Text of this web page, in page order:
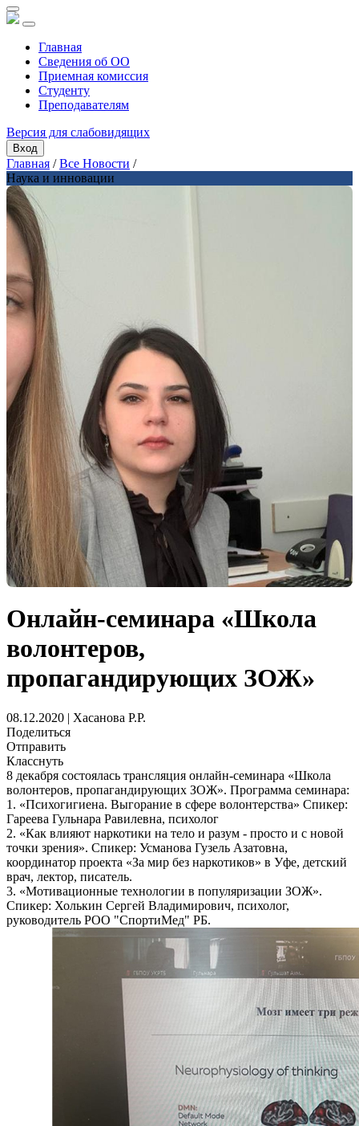
Главная
Сведения об ОО
Приемная комиссия
Студенту
Преподавателям
Версия для слабовидящих
Вход
Главная /Все Новости /
Наука и инновации
Онлайн-семинара «Школа
волонтеров,
пропагандирующих ЗОЖ»
08.12.2020 | Хасанова Р.Р.
Поделиться
Отправить
Класснуть
8 декабря состоялась трансляция онлайн-семинара «Школа
волонтеров, пропагандирующих ЗОЖ». Программа семинара:
1. «Психогигиена. Выгорание в сфере волонтерства» Спикер:
Гареева Гульнара Равилевна, психолог
2. «Как влияют наркотики на тело и разум - просто и с новой
точки зрения». Спикер: Усманова Гузель Азатовна,
координатор проекта «За мир без наркотиков» в Уфе, детский
врач, лектор, писатель.
3. «Мотивационные технологии в популяризации ЗОЖ».
Спикер: Холькин Сергей Владимирович, психолог,
руководитель РОО "СпортиМед" РБ.